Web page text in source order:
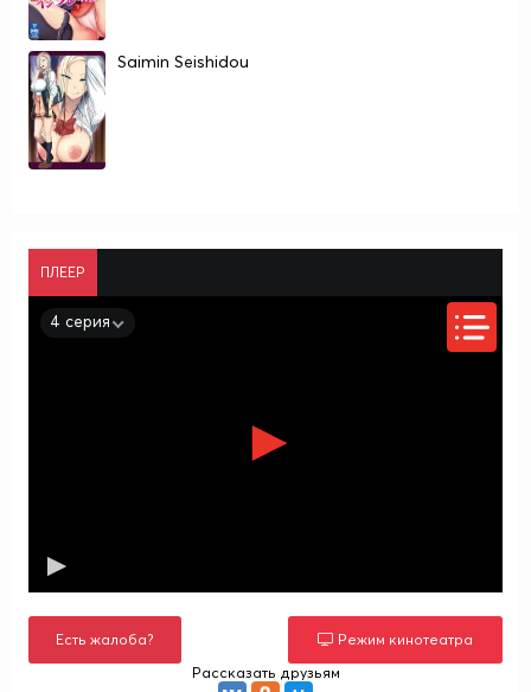
Saimin Seishidou
ПЛЕЕР
4 серия
Есть жалоба?
Режим кинотеатра
Рассказать друзьям